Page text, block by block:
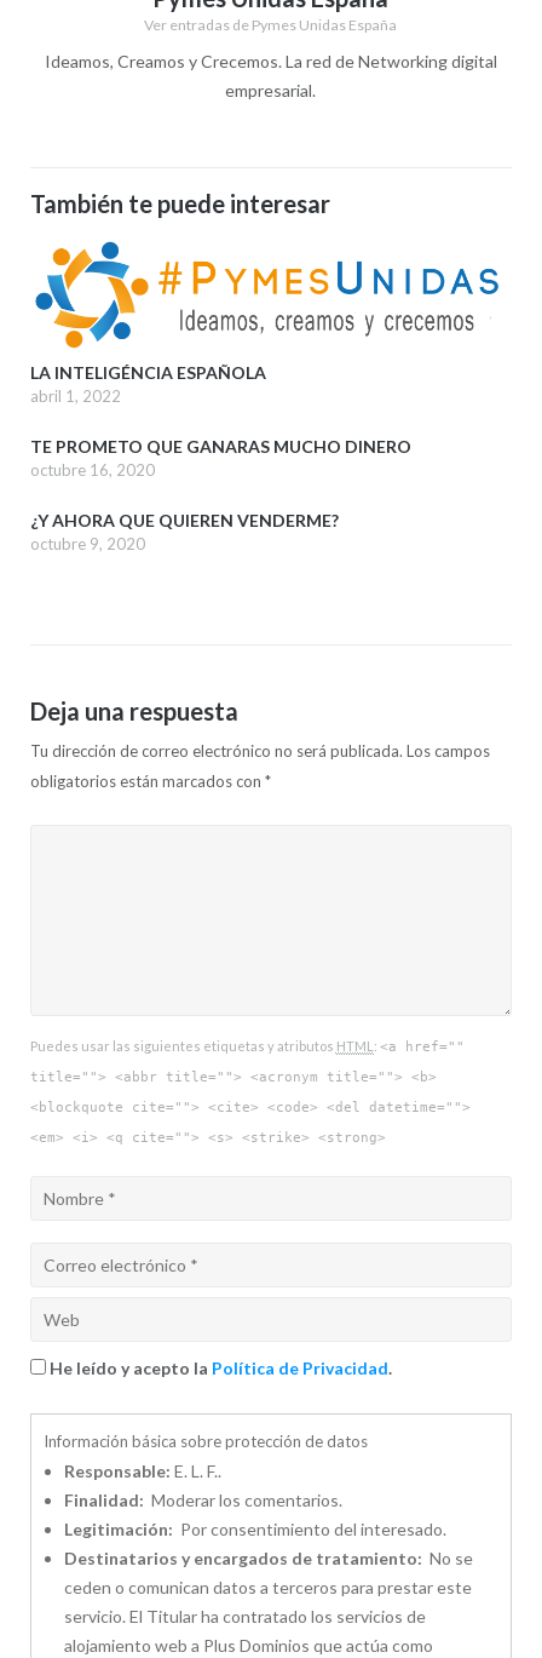
Ver entradas de Pymes Unidas España
Ideamos, Creamos y Crecemos. La red de Networking digital
empresarial.
También te puede interesar
LA INTELIGÉNCIA ESPAÑOLA
abril 1, 2022
TE PROMETO QUE GANARAS MUCHO DINERO
octubre 16, 2020
¿Y AHORA QUE QUIEREN VENDERME?
octubre 9, 2020
Deja una respuesta
Tu dirección de correo electrónico no será publicada. Los campos
obligatorios están marcados con *
Puedes usar las siguientes etiquetas y atributos HTML : <a href=""
title=""> <abbr title=""> <acronym title=""> <b>
<blockquote cite=""> <cite> <code> <del datetime="">
<em> <i> <q cite=""> <s> <strike> <strong>
He leído y acepto la Política de Privacidad.
Información básica sobre protección de datos
Responsable: E. L. F..
Finalidad: Moderar los comentarios.
Legitimación: Por consentimiento del interesado.
Destinatarios y encargados de tratamiento: No se
ceden o comunican datos a terceros para prestar este
servicio. El Titular ha contratado los servicios de
alojamiento web a Plus Dominios que actúa como